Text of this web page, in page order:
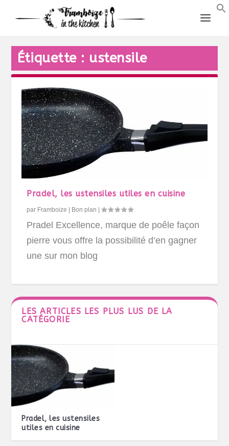
Étiquette : ustensile
Pradel, les ustensiles utiles en cuisine
par Framboize Bon plan |
Pradel Excellence, marque de poêle façon
pierre vous offre la possibilité d’en gagner
une sur mon blog
LES ARTICLES LES PLUS LUS DE LA
CATÉGORIE
Pradel, les ustensiles
utiles en cuisine